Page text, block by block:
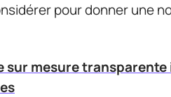
pour donner une
sur mesure